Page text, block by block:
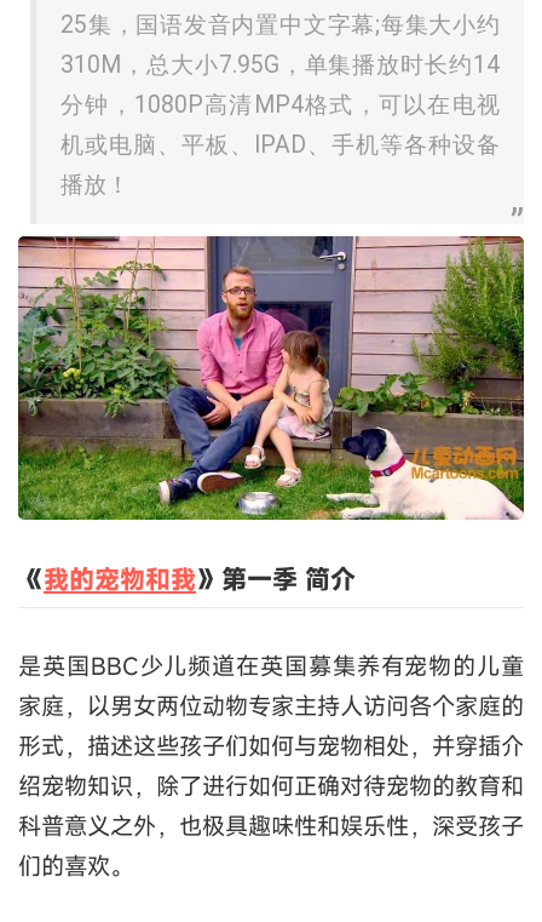
25集，国语发音内置中文字幕;每集大小约
310M，总大小7.95G，单集播放时长约14
分钟，1080P高清MP4格式，可以在电视
机或电脑、平板、IPAD、手机等各种设备
播放！
《我的宠物和我》第一季 简介
是英国BBC少儿频道在英国募集养有宠物的儿童
家庭，以男女两位动物专家主持人访问各个家庭的
形式，描述这些孩子们如何与宠物相处，并穿插介
绍宠物知识，除了进行如何正确对待宠物的教育和
科普意义之外，也极具趣味性和娱乐性，深受孩子
们的喜欢。